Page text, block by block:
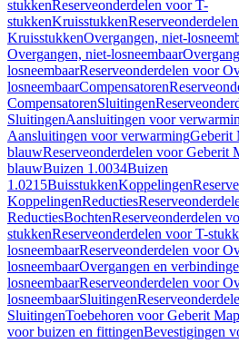
stukkenReserveonderdelen voor T-
stukkenKruisstukken
KruisstukkenOvergangen, niet-
Overgangen, niet-losneembaar
losneembaarReserveonderdelen voor
losneembaarCompensatoren
CompensatorenSluitingen
SluitingenAansluitingen voor
Aansluitingen voor verwarmingGeberit
blauwReserveonderdelen voor Geberit
blauwBuizen 1.0034Buizen
1.0215BuisstukkenKoppelingen
KoppelingenReducties
ReductiesBochtenReserveonderdelen
stukkenReserveonderdelen voor T-
losneembaarReserveonderdelen voor
losneembaarOvergangen en
losneembaarReserveonderdelen voor
losneembaarSluitingen
SluitingenToebehoren voor Geberit
voor buizen en fittingenBevestigingen